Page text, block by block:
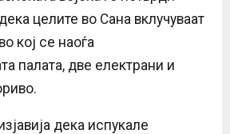
целите во Сана вклучуваат
кој се наоѓа
палата, две електрани и
дека испукале